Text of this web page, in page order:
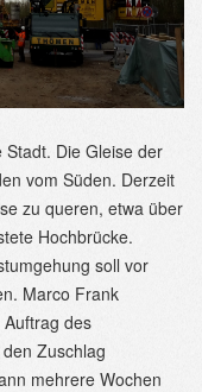
Die Gleise der
vom Süden. Derzeit
zu queren, etwa über
Hochbrücke.
soll vor
Marco Frank
des
Zuschlag
mehrere Wochen